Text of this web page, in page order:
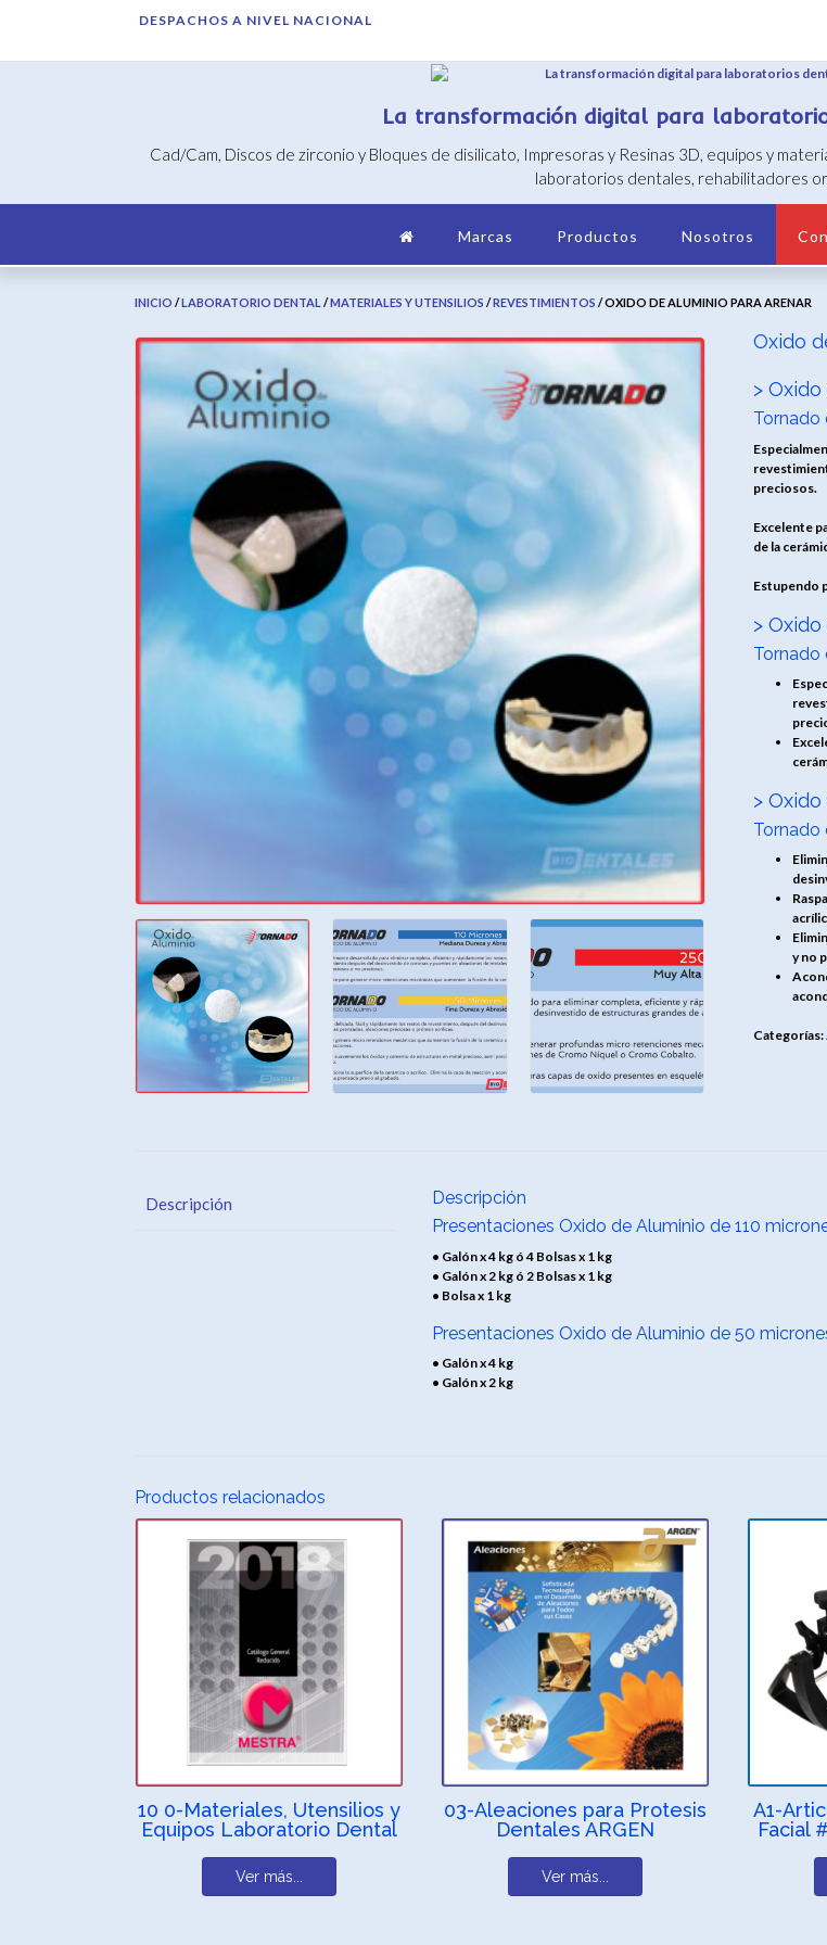
DESPACHOS A NIVEL NACIONAL
La transformación digital para
Cad/Cam, Discos de zirconio y Bloques de disilicato, Impresoras y Resinas 3D, equipos y
laboratorios dentales, rehabilitadores
Marcas Productos Nosotros
INICIO /LABORATORIO DENTAL /MATERIALES Y UTENSILIOS /REVESTIMIENTOS / OXIDO DE ALUMINIO PARA ARENAR
Oxido
>
Tornado
preciosos.
Excelente
de la
Estupendo
>
Tornado
>
Tornado
y no
Categorías:
Descripción
Descripción
Presentaciones Oxido de Aluminio de 110
• Galón x 4 kg ó 4 Bolsas x 1 kg
• Galón x 2 kg ó 2 Bolsas x 1 kg
• Bolsa x 1 kg
Presentaciones Oxido de Aluminio de 50
• Galón x 4 kg
• Galón x 2 kg
Productos relacionados
10 0-Materiales, Utensilios y
Equipos Laboratorio Dental
Ver más...
03-Aleaciones para Protesis
Dentales ARGEN
Ver más...
A1-
Facial